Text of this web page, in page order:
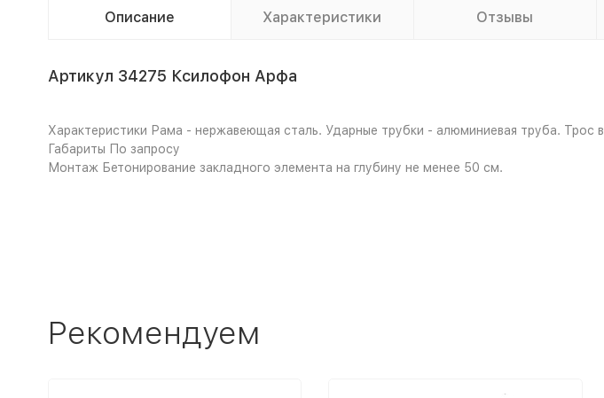
Описание Характеристики Отзывы
Артикул 34275 Ксилофон Арфа
Характеристики Рама - нержавеющая сталь. Ударные трубки - алюминиевая труба. Трос
Габариты По запросу
МонтажБетонирование закладного элемента на глубину не менее 50 см.
Рекомендуем